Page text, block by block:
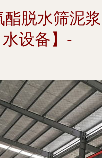
酯脱水筛泥
水设备】-